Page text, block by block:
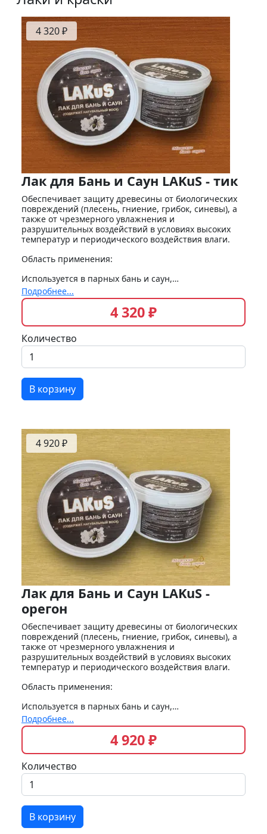
4 320 ₽
Лак для Бань и Саун LAKuS - тик
Обеспечивает защиту древесины от биологических
повреждений (плесень, гниение, грибок, синевы), а
также от чрезмерного увлажнения и
разрушительных воздействий в условиях высоких
температур и периодического воздействия влаги.
Область применения:
Используется в парных бань и саун,…
Подробнее...
4 320 ₽
Количество
В корзину
4 920 ₽
Лак для Бань и Саун LAKuS -
орегон
Обеспечивает защиту древесины от биологических
повреждений (плесень, гниение, грибок, синевы), а
также от чрезмерного увлажнения и
разрушительных воздействий в условиях высоких
температур и периодического воздействия влаги.
Область применения:
Используется в парных бань и саун,…
Подробнее...
4 920 ₽
Количество
В корзину